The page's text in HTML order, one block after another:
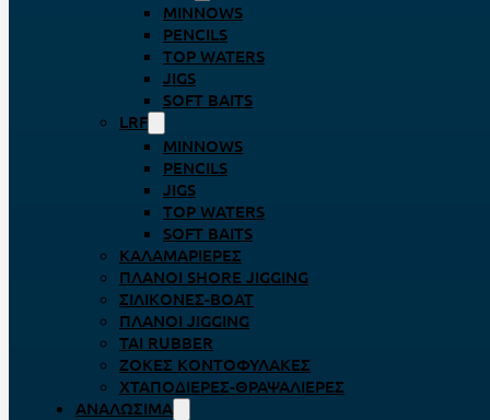
MINNOWS
PENCILS
TOP WATERS
JIGS
SOFT BAITS
LRF
MINNOWS
PENCILS
JIGS
TOP WATERS
SOFT BAITS
ΚΑΛΑΜΑΡΙΈΡΕΣ
ΠΛΆΝΟΙ SHORE JIGGING
ΣΙΛΙΚΌΝΕΣ-BOAT
ΠΛΆΝΟΙ JIGGING
TAI RUBBER
ΖΌΚΕΣ ΚΟΝΤΟΦΎΛΑΚΕΣ
ΧΤΑΠΟΔΙΈΡΕΣ-ΘΡΑΨΑΛΙΈΡΕΣ
ΑΝΑΛΏΣΙΜΑ